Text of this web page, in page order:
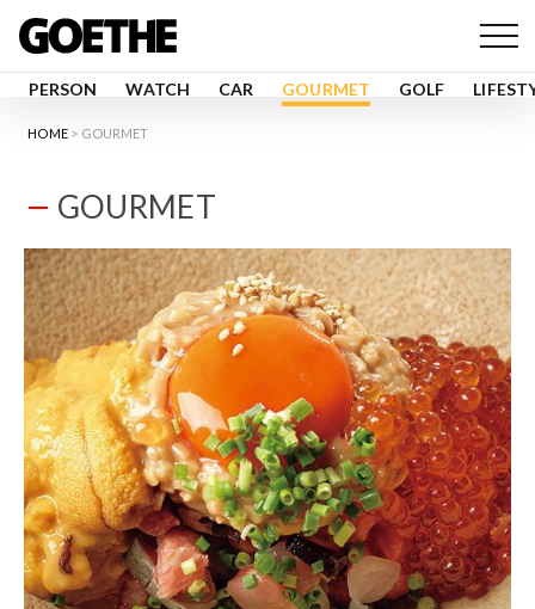
PERSON WATCH CAR GOURMET GOLF
HOME GOURMET
GOURMET